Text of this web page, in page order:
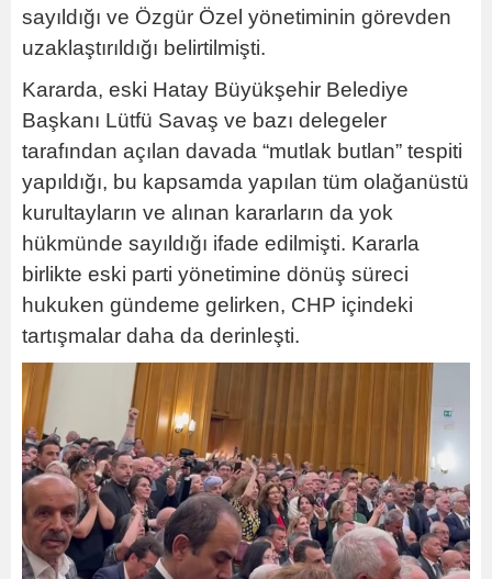
sayıldığı ve Özgür Özel yönetiminin görevden
uzaklaştırıldığı belirtilmişti.
Kararda, eski Hatay Büyükşehir Belediye
Başkanı Lütfü Savaş ve bazı delegeler
tarafından açılan davada “mutlak butlan” tespiti
yapıldığı, bu kapsamda yapılan tüm olağanüstü
kurultayların ve alınan kararların da yok
hükmünde sayıldığı ifade edilmişti. Kararla
birlikte eski parti yönetimine dönüş süreci
hukuken gündeme gelirken, CHP içindeki
tartışmalar daha da derinleşti.